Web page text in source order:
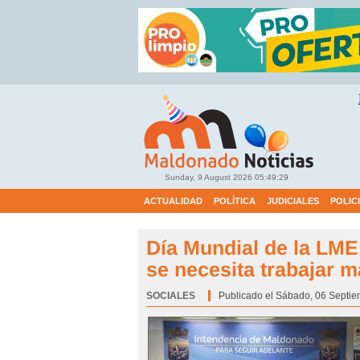
Sunday, 9 August 2026 05:49:30
ACTUALIDAD POLÍTICA JUDICIALES
Día Mundial de la
se necesita trabajar
SOCIALES Publicado el Sábado, 06